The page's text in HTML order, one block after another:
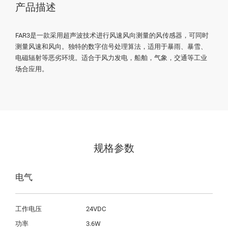
产品描述
FAR3是一款采用超声波技术进行风速风向测量的风传感器，可同时
测量风速和风向。独特的数字信号处理算法，适用于暴雨、暴雪、
电磁辐射等恶劣环境。适合于风力发电，船舶，气象，交通等工业
场合应用。
规格参数
电气
工作电压
24VDC
功率
3.6W